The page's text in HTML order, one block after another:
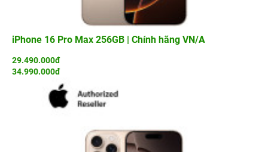
iPhone 16 Pro Max 256GB | Chính hãng VN/A
29.490.000đ
34.990.000đ